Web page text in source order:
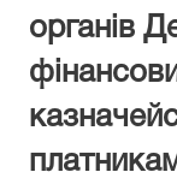
органів